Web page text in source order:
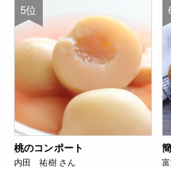
5位
桃のコンポート
内田 祐樹 さん